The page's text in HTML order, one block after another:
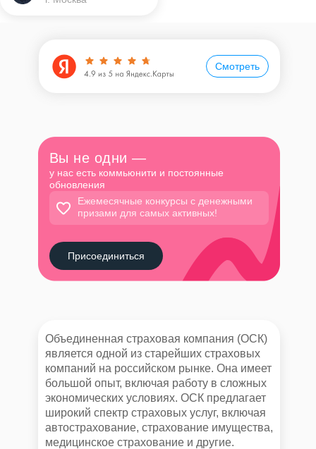
Смотреть
Присоединиться
Вы не одни —
у нас есть коммьюнити и постоянные
обновления
Ежемесячные конкурсы с денежными
призами для самых активных!
Объединенная страховая компания (ОСК)
является одной из старейших страховых
компаний на российском рынке. Она имеет
большой опыт, включая работу в сложных
экономических условиях. ОСК предлагает
широкий спектр страховых услуг, включая
автострахование, страхование имущества,
медицинское страхование и другие.